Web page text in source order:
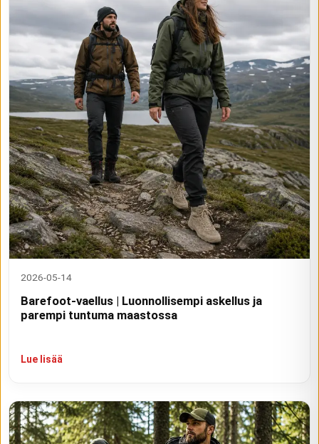
2026-05-14
Barefoot-vaellus | Luonnollisempi askellus ja
parempi tuntuma maastossa
Lue lisää